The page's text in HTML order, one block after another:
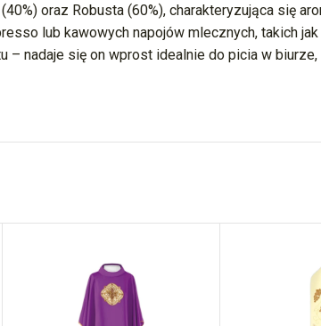
oraz Robusta (60%), charakteryzująca się
lub kawowych napojów mlecznych, takich
– nadaje się on wprost idealnie do picia w